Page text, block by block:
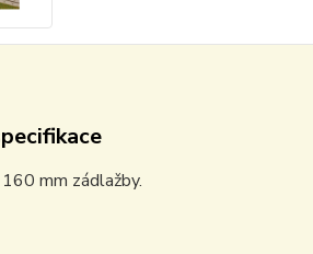
mm zádlažby.